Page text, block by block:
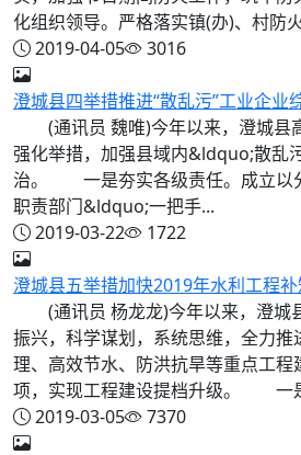
化组织领导。严格落实镇(办)、村防
2019-04-05
3016
澄城县四举措推进“散乱污”工业企业
(通讯员 魏唯)今年以来，澄城县高
强化举措，加强县域内&ldquo;散乱
治。 一是夯实各级责任。成立以
职责部门&ldquo;一把手...
2019-03-22
1722
澄城县五举措加快2019年水利工程
(通讯员 杨龙龙)今年以来，澄城
振兴，科学谋划，系统思维，全力推
理、高效节水、防洪抗旱等重点工程
项，实现工程建设提档升级。 一
2019-03-05
7370